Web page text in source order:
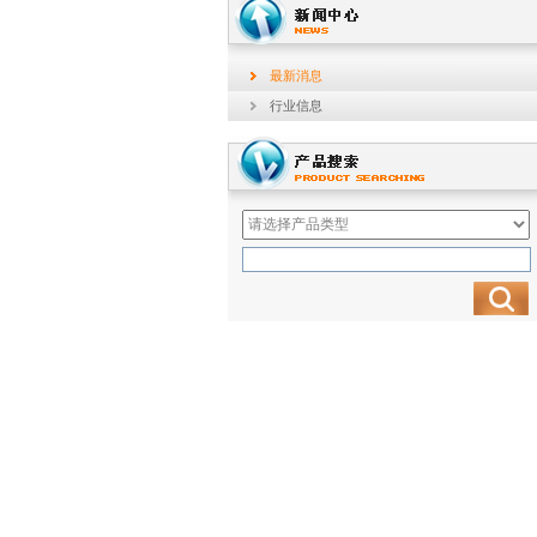
最新消息
行业信息